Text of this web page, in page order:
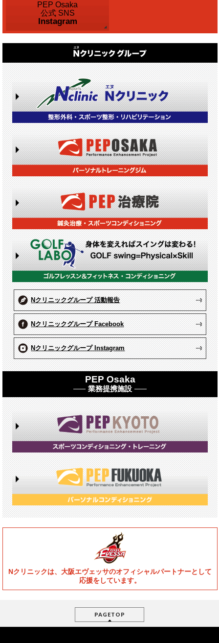
PEP Osaka
公式 SNS
Instagram
Nクリニックグループ 活動報告
Nクリニックグループ Facebook
Nクリニックグループ Instagram
PEP Osaka
業務提携施設
Nクリニックは、大阪エヴェッサのオフィシャルパートナーとして
応援をしています。
PAGETOP